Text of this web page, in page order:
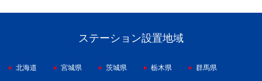
ステーション設置地域
北海道 宮城県 茨城県 栃木県 群馬県